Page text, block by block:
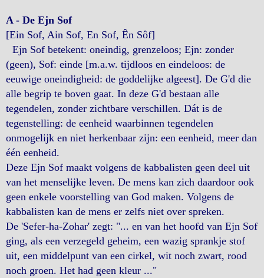
A - De Ejn Sof
[Ein Sof, Ain Sof, En Sof, Ên Sôf]
Ejn Sof betekent: oneindig, grenzeloos; Ejn: zonder
(geen), Sof: einde [m.a.w. tijdloos en eindeloos: de
eeuwige oneindigheid: de goddelijke algeest]. De G'd die
alle begrip te boven gaat. In deze G'd bestaan alle
tegendelen, zonder zichtbare verschillen. Dát is de
tegenstelling: de eenheid waarbinnen tegendelen
onmogelijk en niet herkenbaar zijn: een eenheid, meer dan
één eenheid.
Deze Ejn Sof maakt volgens de kabbalisten geen deel uit
van het menselijke leven. De mens kan zich daardoor ook
geen enkele voorstelling van God maken. Volgens de
kabbalisten kan de mens er zelfs niet over spreken.
De 'Sefer-ha-Zohar' zegt: "... en van het hoofd van Ejn Sof
ging, als een verzegeld geheim, een wazig sprankje stof
uit, een middelpunt van een cirkel, wit noch zwart, rood
noch groen. Het had geen kleur ..."